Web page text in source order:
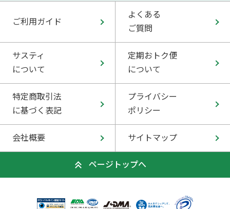
ご利用ガイド
よくある
ご質問
サスティ
について
定期おトク便
について
特定商取引法
に基づく表記
プライバシー
ポリシー
会社概要 サイトマップ
ページトップへ